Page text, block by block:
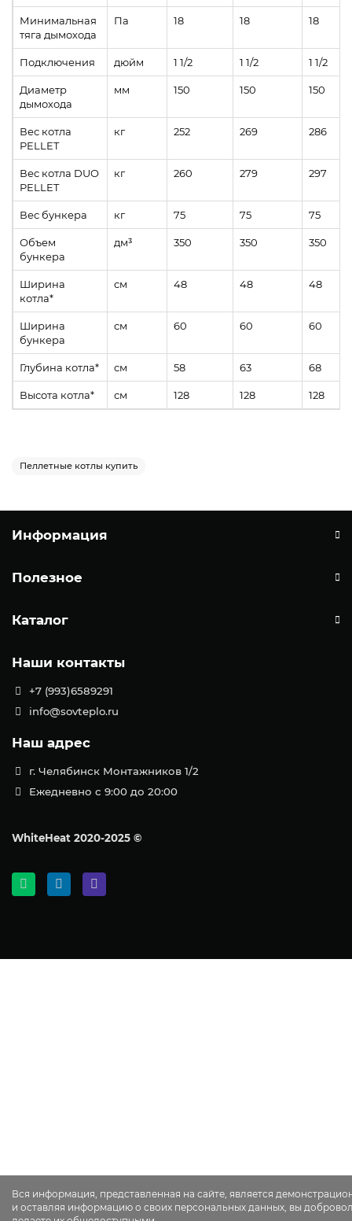
Минимальная
тяга дымохода
Па 18 18 18
Подключения дюйм 1 1/2 1 1/2 1 1/2
Диаметр
дымохода
мм 150 150 150
Вес котла
PELLET
кг 252 269 286
Вес котла DUO
PELLET
кг 260 279 297
Вес бункера кг 75 75 75
Объем
бункера
дм³ 350 350 350
Ширина
котла*
см 48 48 48
Ширина
бункера
см 60 60 60
Глубина котла* см 58 63 68
Высота котла* см 128 128 128
Пеллетные котлы купить
Вся информация, представленная на сайте, является
и оставляя информацию о своих персональных данных, вы
Информация
Полезное
Каталог
Наши контакты
+7 (993)6589291
info@sovteplo.ru
Наш адрес
г. Челябинск Монтажников 1/2
Ежедневно с 9:00 до 20:00
WhiteHeat 2020-2025 ©